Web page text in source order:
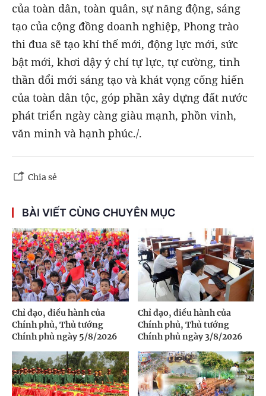
của toàn dân, toàn quân, sự năng động, sáng
tạo của cộng đồng doanh nghiệp, Phong trào
thi đua sẽ tạo khí thế mới, động lực mới, sức
bật mới, khơi dậy ý chí tự lực, tự cường, tinh
thần đổi mới sáng tạo và khát vọng cống hiến
của toàn dân tộc, góp phần xây dựng đất nước
phát triển ngày càng giàu mạnh, phồn vinh,
văn minh và hạnh phúc./.
Chia sẻ
BÀI VIẾT CÙNG CHUYÊN MỤC
Chỉ đạo, điều hành của
Chính phủ, Thủ tướng
Chính phủ ngày 5/8/2026
Chỉ đạo, điều hành của
Chính phủ, Thủ tướng
Chính phủ ngày 3/8/2026